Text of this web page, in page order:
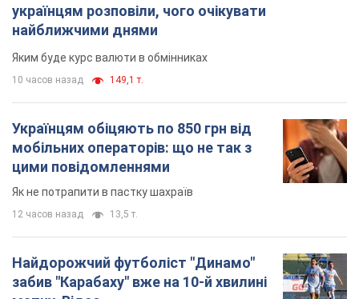
українцям розповіли, чого очікувати
найближчими днями
Яким буде курс валюти в обмінниках
10 часов назад 149,1 т.
Українцям обіцяють по 850 грн від
мобільних операторів: що не так з
цими повідомленнями
Як не потрапити в пастку шахраїв
12 часов назад 13,5 т.
Найдорожчий футболіст "Динамо"
забив "Карабаху" вже на 10-й хвилині